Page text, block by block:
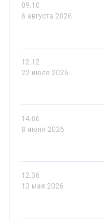
09.10
6 августа 2026
12.12
22 июля 2026
14.06
8 июня 2026
12.36
13 мая 2026